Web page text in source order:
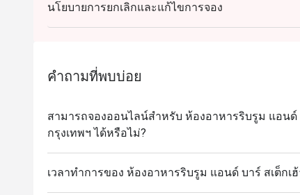
นโยบายการยกเลิกและแก้ไขการจอง
คำถามที่พบบ่อย
สามารถจองออนไลน์สำหรับ ห้องอาหารริบรูม แอนด์
กรุงเทพฯ ได้หรือไม่?
เวลาทำการของ ห้องอาหารริบรูม แอนด์ บาร์ สเต็กเ